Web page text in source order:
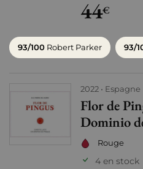
44€
93/100 Robert Parker 93/
2022 Espagne
Flor de
Dominio
Rouge
4 en stock